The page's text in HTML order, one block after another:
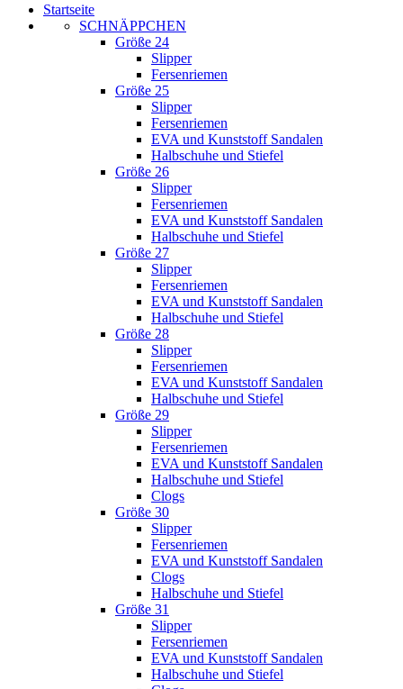
Startseite
SCHNÄPPCHEN
Größe 24
Slipper
Fersenriemen
Größe 25
Slipper
Fersenriemen
EVA und Kunststoff Sandalen
Halbschuhe und Stiefel
Größe 26
Slipper
Fersenriemen
EVA und Kunststoff Sandalen
Halbschuhe und Stiefel
Größe 27
Slipper
Fersenriemen
EVA und Kunststoff Sandalen
Halbschuhe und Stiefel
Größe 28
Slipper
Fersenriemen
EVA und Kunststoff Sandalen
Halbschuhe und Stiefel
Größe 29
Slipper
Fersenriemen
EVA und Kunststoff Sandalen
Halbschuhe und Stiefel
Clogs
Größe 30
Slipper
Fersenriemen
EVA und Kunststoff Sandalen
Clogs
Halbschuhe und Stiefel
Größe 31
Slipper
Fersenriemen
EVA und Kunststoff Sandalen
Halbschuhe und Stiefel